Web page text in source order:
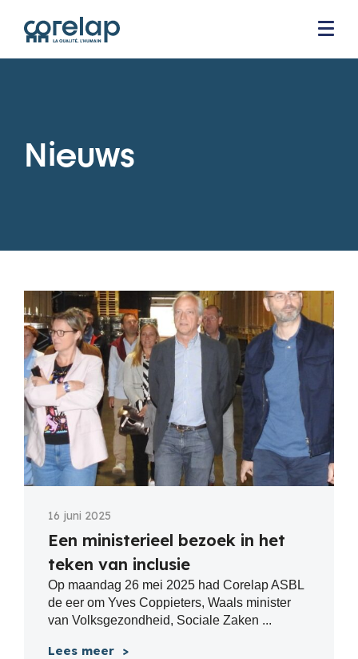
Nieuws
16 juni 2025
Een ministerieel bezoek in het
teken van inclusie
Op maandag 26 mei 2025 had Corelap ASBL
de eer om Yves Coppieters, Waals minister
van Volksgezondheid, Sociale Zaken ...
Lees meer